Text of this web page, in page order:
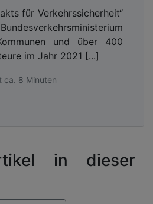
für Verkehrssicherheit“
und über 400
im Jahr 2021 [...]
ca. 8 Minuten
in dieser